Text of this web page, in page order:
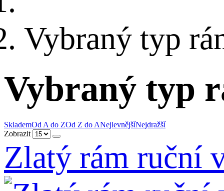
Vybraný typ
Vybraný typ
SklademOd A do ZOd Z do ANejlevnějšíNejdražší
Zobrazit
Zlatý rám ruční